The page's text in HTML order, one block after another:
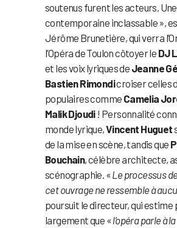
soutenus furent les acteurs.
contemporaine inclassable »,
Jérôme Brunetière, qui verra
l’Opéra de Toulon côtoyer le DJ
et les voix lyriques de Jeanne
Bastien Rimondicroiser celles
populaires comme Camelia
Malik Djoudi! Personnalité
monde lyrique,Vincent Huguet
de la mise en scène, tandis que
Bouchain, célèbre architecte,
scénographie. «Le processus
cet ouvrage ne ressemble à
poursuit le directeur, qui estime
largement que «l’opéra parle à la